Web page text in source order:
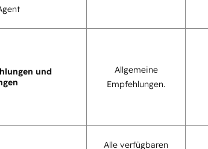
und
Allgemeine
Empfehlungen.
Alle verfügbaren